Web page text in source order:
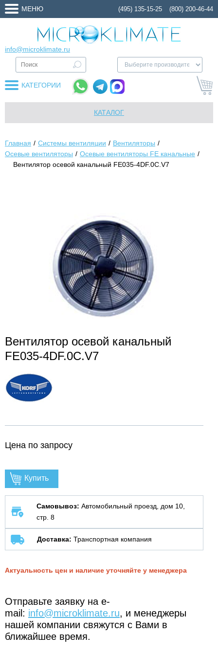
МЕНЮ (495) 135-15-25 (800) 200-46-44
info@microklimate.ru
КАТЕГОРИИ
КАТАЛОГ
Главная Системы вентиляции
Вентиляторы
Осевые вентиляторы
Осевые вентиляторы FE канальные
Вентилятор осевой канальный FE035-4DF.0C.V7
Вентилятор осевой канальный
FE035-4DF.0C.V7
Цена по запросу
Купить
Самовывоз: Автомобильный проезд, дом 10,
стр. 8
Доставка: Транспортная компания
Актуальность цен и наличие уточняйте у менеджера
Отправьте заявку на e-
mail: info@microklimate.ru, и менеджеры
нашей компании свяжутся с Вами в
ближайшее время.